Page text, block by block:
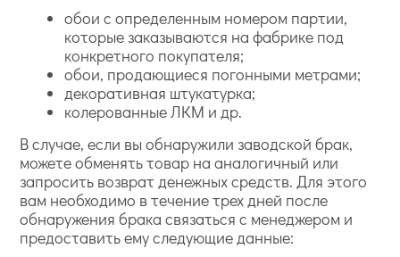
обои с определенным номером партии,
которые заказываются на фабрике под
конкретного покупателя;
обои, продающиеся погонными метрами;
декоративная штукатурка;
колерованные ЛКМ и др.
В случае, если вы обнаружили заводской брак,
можете обменять товар на аналогичный или
запросить возврат денежных средств. Для этого
вам необходимо в течение трех дней после
обнаружения брака связаться с менеджером и
предоставить ему следующие данные: